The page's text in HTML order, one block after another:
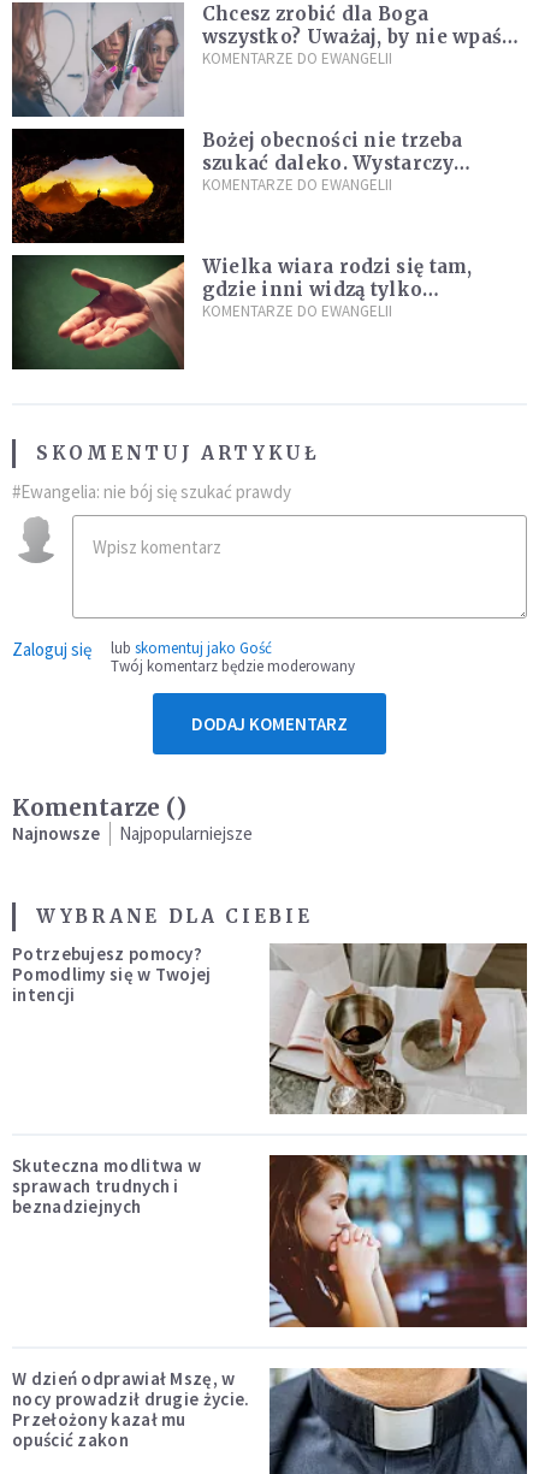
Chcesz zrobić dla Boga
wszystko? Uważaj, by nie wpaść
w groźną pułapkę
KOMENTARZE DO EWANGELII
Bożej obecności nie trzeba
szukać daleko. Wystarczy
nauczyć się słuchać
KOMENTARZE DO EWANGELII
Wielka wiara rodzi się tam,
gdzie inni widzą tylko
przeszkody
KOMENTARZE DO EWANGELII
SKOMENTUJ ARTYKUŁ
#Ewangelia: nie bój się szukać prawdy
Zaloguj się lub skomentuj jako Gość
Twój komentarz będzie moderowany
DODAJ KOMENTARZ
Komentarze ()
Najnowsze Najpopularniejsze
WYBRANE DLA CIEBIE
Potrzebujesz pomocy?
Pomodlimy się w Twojej
intencji
Skuteczna modlitwa w
sprawach trudnych i
beznadziejnych
W dzień odprawiał Mszę, w
nocy prowadził drugie życie.
Przełożony kazał mu
opuścić zakon